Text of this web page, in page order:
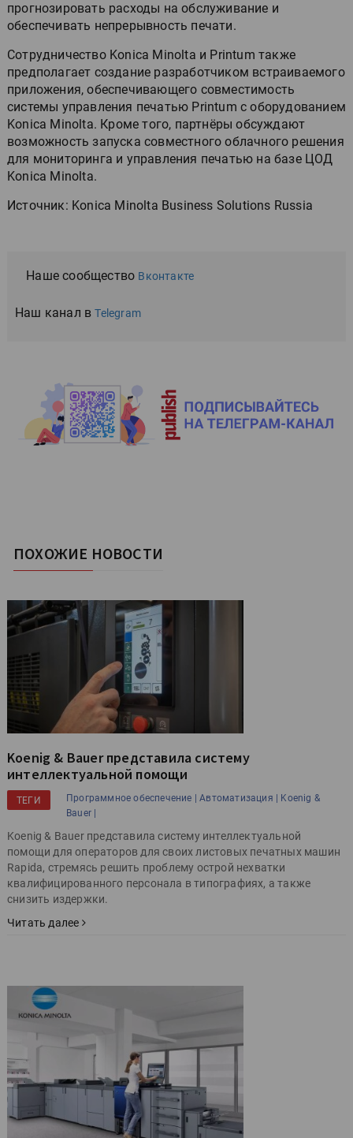
прогнозировать расходы на обслуживание и
обеспечивать непрерывность печати.
Сотрудничество Konica Minolta и Printum также
предполагает создание разработчиком встраиваемого
приложения, обеспечивающего совместимость
системы управления печатью Printum с оборудованием
Konica Minolta. Кроме того, партнёры обсуждают
возможность запуска совместного облачного решения
для мониторинга и управления печатью на базе ЦОД
Konica Minolta.
Источник: Konica Minolta Business Solutions Russia
Наше сообщество Вконтакте
Наш канал вTelegram
ПОХОЖИЕ НОВОСТИ
Koenig & Bauer представила систему
интеллектуальной помощи
ТЕГИ Программное обеспечение | Автоматизация |
Koenig &
Bauer |
Koenig & Bauer представила систему интеллектуальной
помощи для операторов для своих листовых печатных машин
Rapida, стремясь решить проблему острой нехватки
квалифицированного персонала в типографиях, а также
снизить издержки.
Читать далее